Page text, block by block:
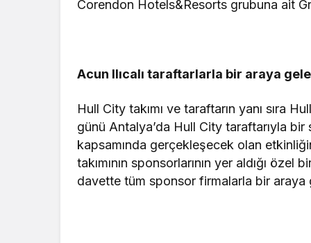
Corendon Hotels&Resorts grubuna ait
Acun Ilıcalı taraftarlarla bir araya
Hull City takımı ve taraftarın yanı sıra
günü Antalya’da Hull City taraftarıyla
kapsamında gerçekleşecek olan
takımının sponsorlarının yer aldığı
davette tüm sponsor firmalarla bir araya